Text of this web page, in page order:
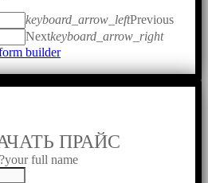
keyboard_arrow_leftPrevious
Nextkeyboard_arrow_right
builder
ПРАЙС
your full name